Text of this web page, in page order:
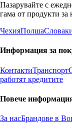
Пазарувайте с
гама от продукти за
ЧехияПолша
Информация за
КонтактиТранспорт
работят кредитите
Повече
За насБрандове в